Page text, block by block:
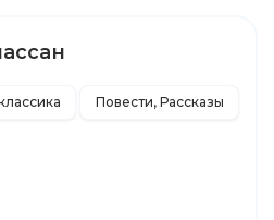
Повести, Рассказы